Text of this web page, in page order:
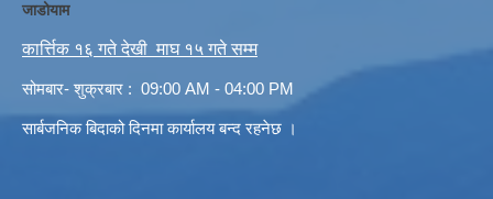
जाडोयाम
कार्त्तिक १६ गते देखी माघ १५ गते सम्म
सोमबार- शुक्रबार : 09:00 AM - 04:00 PM
सार्बजनिक बिदाको दिनमा कार्यालय बन्द रहनेछ ।